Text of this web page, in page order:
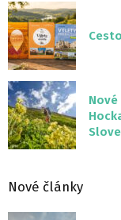
Nové články